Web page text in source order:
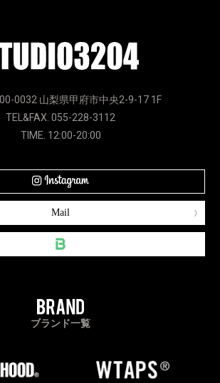
0032 山梨県甲府市中央2-9-17 1F
TEL&FAX. 055-228-3112
TIME. 12:00-20:00
Mail
ブランド一覧